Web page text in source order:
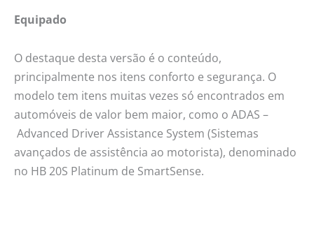
Equipado
O destaque desta versão é o conteúdo,
principalmente nos itens conforto e segurança. O
modelo tem itens muitas vezes só encontrados em
automóveis de valor bem maior, como o ADAS –
Advanced Driver Assistance System (Sistemas
avançados de assistência ao motorista), denominado
no HB 20S Platinum de SmartSense.